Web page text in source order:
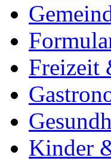
Freizeit
Kinder